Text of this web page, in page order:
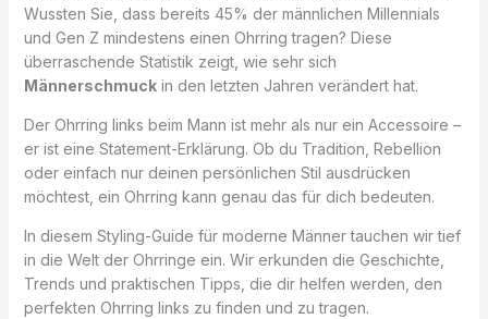
Wussten Sie, dass bereits 45% der männlichen Millennials
und Gen Z mindestens einen Ohrring tragen? Diese
überraschende Statistik zeigt, wie sehr sich
Männerschmuckin den letzten Jahren verändert hat.
Der Ohrring links beim Mann ist mehr als nur ein Accessoire –
er ist eine Statement-Erklärung. Ob du Tradition, Rebellion
oder einfach nur deinen persönlichen Stil ausdrücken
möchtest, ein Ohrring kann genau das für dich bedeuten.
In diesem Styling-Guide für moderne Männer tauchen wir tief
in die Welt der Ohrringe ein. Wir erkunden die Geschichte,
Trends und praktischen Tipps, die dir helfen werden, den
perfekten Ohrring links zu finden und zu tragen.